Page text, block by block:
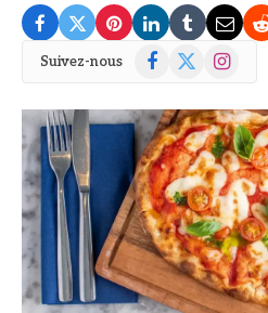
Suivez-nous Facebook
X
Instagram